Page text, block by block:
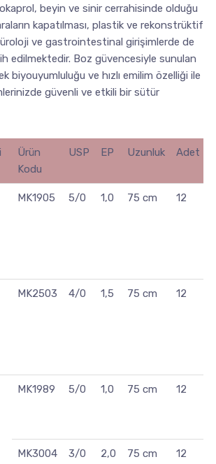
beyin ve sinir cerrahisinde olduğu
kapatılması, plastik ve rekonstrüktif
ve gastrointestinal girişimlerde de
edilmektedir. Boz güvencesiyle sunulan
biyouyumluluğu ve hızlı emilim özelliği ile
güvenli ve etkili bir sütür
Ürün
Kodu
USP EP Uzunluk Adet
MK1905 5/0 1,0 75 cm 12
MK2503 4/0 1,5 75 cm 12
MK1989 5/0 1,0 75 cm 12
MK3004 3/0 2,0 75 cm 12